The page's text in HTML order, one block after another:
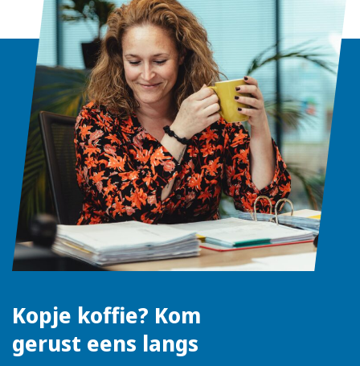
Kopje koffie? Kom
gerust eens langs